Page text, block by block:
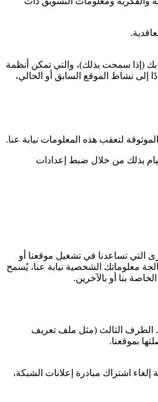
(إذا سمحت بذلك)، والتي تمكن أنظمة
نشاط الموقع السابق أو الحالي،
لتعقب هذه المعلومات نيابة عنا.
بذلك من خلال ضبط إعدادات
التي تساعدنا في تشغيل موقعنا أو
معلوماتك الشخصية نيابة عنا، يُسمح
بنا أو بالآخرين.
الطرف الثالث (مثل ملف تعريف
بموقعنا.
اشتراك مبادرة إعلانات الشبكة،